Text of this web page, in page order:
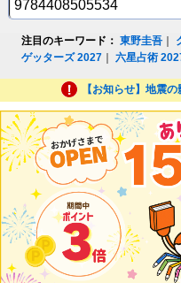
注目のキーワード： 東野圭吾
ゲッターズ 2027 ｜六星占術
【お知らせ】地震